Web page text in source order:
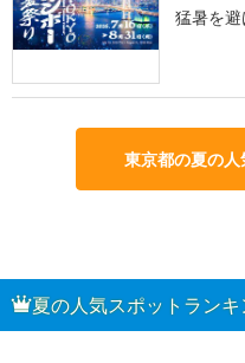
猛暑を
東京都の夏の
夏の人気スポットランキ